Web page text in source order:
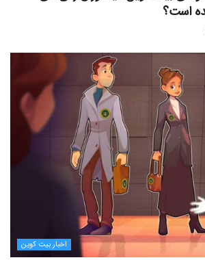
است؟
اخبار بیت کوین